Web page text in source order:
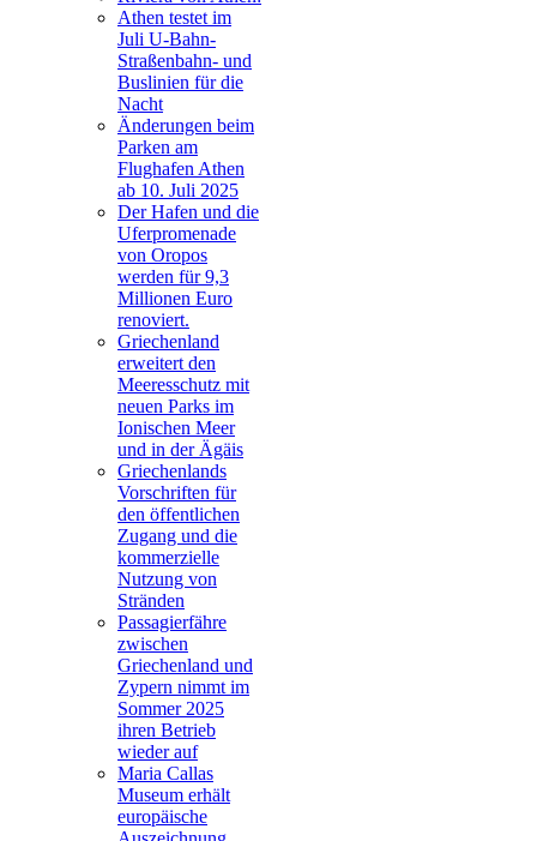
Athen testet im
Juli U-Bahn-
Straßenbahn- und
Buslinien für die
Nacht
Änderungen beim
Parken am
Flughafen Athen
ab 10. Juli 2025
Der Hafen und die
Uferpromenade
von Oropos
werden für 9,3
Millionen Euro
renoviert.
Griechenland
erweitert den
Meeresschutz mit
neuen Parks im
Ionischen Meer
und in der Ägäis
Griechenlands
Vorschriften für
den öffentlichen
Zugang und die
kommerzielle
Nutzung von
Stränden
Passagierfähre
zwischen
Griechenland und
Zypern nimmt im
Sommer 2025
ihren Betrieb
wieder auf
Maria Callas
Museum erhält
europäische